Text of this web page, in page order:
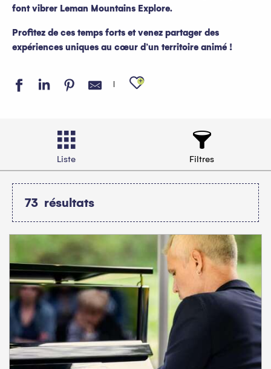
font vibrer Leman Mountains Explore.
Profitez de ces temps forts et venez partager des
expériences uniques au cœur d’un territoire animé !
Ajouter aux
Liste Filtres
73 résultats